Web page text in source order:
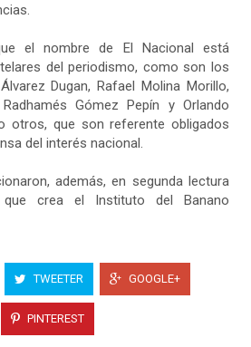
el nombre de El Nacional está
del periodismo, como son los
Dugan, Rafael Molina Morillo,
Gómez Pepín y Orlando
otros, que son referente obligados
del interés nacional.
además, en segunda lectura
crea el Instituto del Banano
TWEETER GOOGLE+
PINTEREST